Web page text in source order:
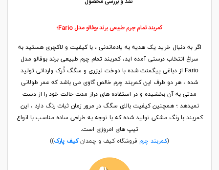
کمربند تمام چرم طبیعی برند بوفالو مدل Fario؛
اگر به دنبال خرید یک هدیه به یادماندنی ، با کیفیت و لاکچری هستید به
سراغ انتخاب درستی آمده اید، کمربند تمام چرم طبیعی برند بوفالو مدل
Fario از دباغی پیگمنت شده با دوخت لیزری و سگگ تُرک وارداتی تولید
شده ، هر دو طرف این کمربند چرم خالص گاوی می باشد که عمر طولانی
مدتی به آن بخشیده و در استفاده های دراز مدت حالت خود را از دست
نمیدهد ؛ همچنین کیفیت بالای سگگ در مرور زمان ثبات رنگ دارد ، این
کمربند با رنگ مشکی تولید شده که با توجه به طراحی ساده مناسب با انواع
تیپ های امروزی است.
کمربند چرمفروشگاه کیف و چمدانکیف پارک))